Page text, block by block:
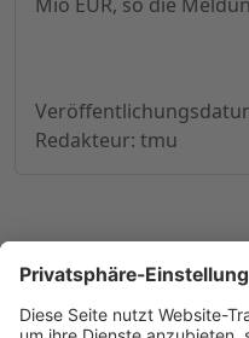
Redakteur: tmu
© 1998-2026by GSC
Datenschutz